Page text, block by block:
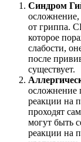
Синдром
осложнение,
от гриппа.
которое
слабости,
после
существует.
осложнение
реакции на
проходят
могут быть
реакции на